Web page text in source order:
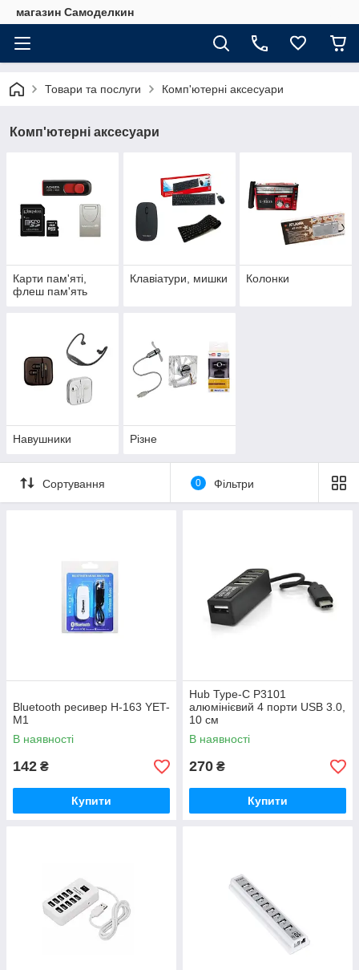
магазин Самоделкин
Товари та послуги Комп'ютерні аксесуари
Комп'ютерні аксесуари
Карти пам'яті,
флеш пам'ять
Клавіатури, мишки Колонки
Навушники Різне
Сортування 0 Фільтри
Bluetooth ресивер H-163 YET-
M1
В наявності
142 ₴
Купити
Hub Type-C P3101
алюмінієвий 4 порти USB 3.0,
10 см
В наявності
270 ₴
Купити